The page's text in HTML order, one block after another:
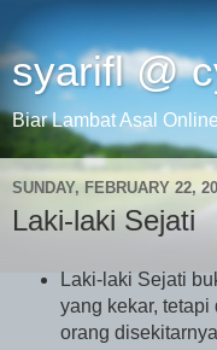
syarifl @
Biar Lambat Asal
SUNDAY, FEBRUARY 22,
Laki-laki Sejati
Laki-laki Sejati
yang kekar,
orang